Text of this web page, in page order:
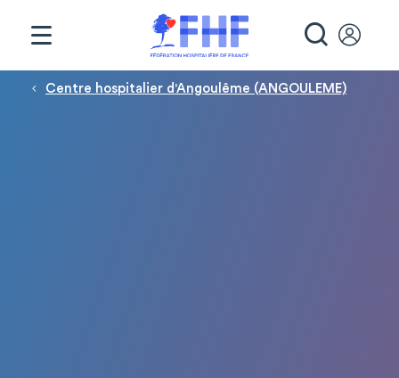
Fil d'Ariane
Centre hospitalier d'Angoulême (ANGOULEME)
Panneau de gestion des cookies